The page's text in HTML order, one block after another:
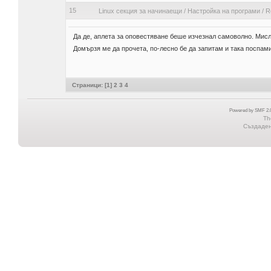
15 Linux секция за начинаещи/ Настройка на програми/
Да де, аплета за оповестяване беше изчезнал самоволно.
Домързя ме да прочета, по-лесно бе да запитам и така
Страници: [1] 2 3 4
Powered by SMF